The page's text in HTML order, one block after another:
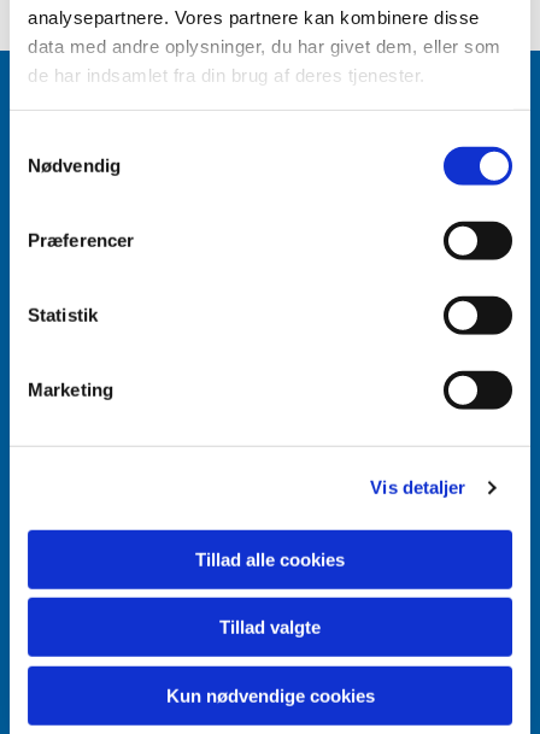
analysepartnere. Vores partnere kan kombinere disse
data med andre oplysninger, du har givet dem, eller som
de har indsamlet fra din brug af deres tjenester.
Nødvendig
Præferencer
Statistik
Marketing
Vis detaljer
Tillad alle cookies
Tillad valgte
Kun nødvendige cookies
Aabenraa Sogn
6200 Aabenraa
dette indhold.